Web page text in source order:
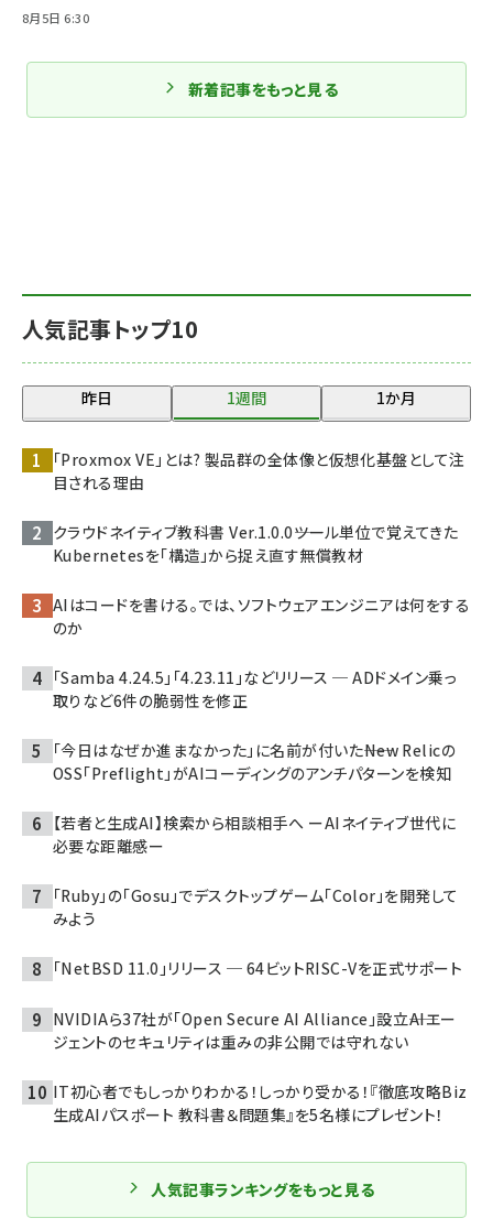
人気記事トップ10
昨日 1週間 1か月
「Proxmox VE」とは? 製品群の全体像と仮想化基盤として注
目される理由
クラウドネイティブ教科書 Ver.1.0.0――ツール単位で覚えてきた
Kubernetesを「構造」から捉え直す無償教材
AIはコードを書ける。では、ソフトウェアエンジニアは何をする
のか
「Samba 4.24.5」「4.23.11」などリリース ─ ADドメイン乗っ
取りなど6件の脆弱性を修正
「今日はなぜか進まなかった」に名前が付いた――New Relicの
OSS「Preflight」がAIコーディングのアンチパターンを検知
【若者と生成AI】検索から相談相手へ ーAIネイティブ世代に
必要な距離感ー
「Ruby」の「Gosu」でデスクトップゲーム「Color」を開発して
みよう
「NetBSD 11.0」リリース ─ 64ビットRISC-Vを正式サポート
NVIDIAら37社が「Open Secure AI Alliance」設立――AIエー
ジェントのセキュリティは重みの非公開では守れない
IT初心者でもしっかりわかる！しっかり受かる！『徹底攻略Biz
生成AIパスポート 教科書＆問題集』を5名様にプレゼント！
人気記事ランキングをもっと見る
8月5日 6:30
新着記事をもっと見る